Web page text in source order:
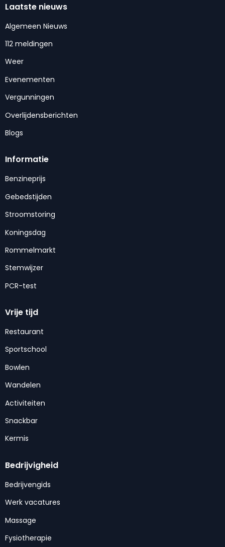
Laatste nieuws
Algemeen Nieuws
112 meldingen
Weer
Evenementen
Vergunningen
Overlijdensberichten
Blogs
Informatie
Benzineprijs
Gebedstijden
Stroomstoring
Koningsdag
Rommelmarkt
Stemwijzer
PCR-test
Vrije tijd
Restaurant
Sportschool
Bowlen
Wandelen
Activiteiten
Snackbar
Kermis
Bedrijvigheid
Bedrijvengids
Werk vacatures
Massage
Fysiotherapie